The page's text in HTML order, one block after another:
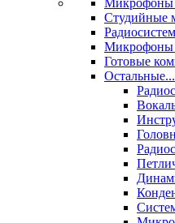
Микрофоны
Студийные
Микрофоны
Готовые
Остальные...